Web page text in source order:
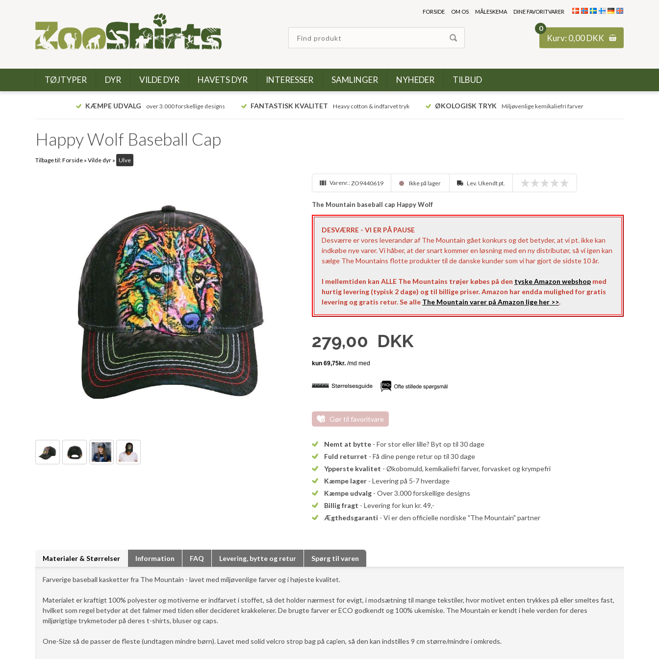
0
Kurv: 0,00DKK
FORSIDE OM OS MÅLESKEMA DINE FAVORITVARER
TØJTYPER DYR VILDE DYR HAVETS DYR INTERESSER SAMLINGER NYHEDER TILBUD
KÆMPE UDVALG over 3.000 forskellige designs FANTASTISK KVALITET Heavy cotton & indfarvet tryk ØKOLOGISK TRYK Miljøvenlige kemikaliefri farver
Happy Wolf Baseball Cap
Tilbage til:Forside » Vilde dyr » Ulve
Varenr.:ZO9440619 Ikke på lager Lev. Ukendt pt.
The Mountain baseball cap Happy Wolf
DESVÆRRE - VI ER PÅ PAUSE
Desværre er vores leverandør af The Mountain gået konkurs og det betyder, at vi pt. ikke kan
indkøbe nye varer. Vi håber, at der snart kommer en løsning med en ny distributør, så vi igen kan
sælge The Mountains flotte produkter til de danske kunder som vi har gjort de sidste 10 år.
I mellemtiden kan ALLE The Mountains trøjer købes på den tyske Amazon webshop med
hurtig levering (typisk 2 dage) og til billige priser. Amazon har endda mulighed for gratis
levering og gratis retur. Se alle The Mountain varer på Amazon lige her >>.
279,00 DKK
Gør til favoritvare
Nemt at bytte - For stor eller lille? Byt op til 30 dage
Fuld returret - Få dine penge retur op til 30 dage
Ypperste kvalitet - Økobomuld, kemikaliefri farver, forvasket og krympefri
Kæmpe lager - Levering på 5-7 hverdage
Kæmpe udvalg - Over 3.000 forskellige designs
Billig fragt - Levering for kun kr. 49,-
Ægthedsgaranti - Vi er den officielle nordiske "The Mountain" partner
Materialer & Størrelser Information FAQ Levering, bytte og retur Spørg til varen
Farverige baseball kasketter fra The Mountain - lavet med miljøvenlige farver og i højeste kvalitet.
Materialet er kraftigt 100% polyester og motiverne er indfarvet i stoffet, så det holder nærmest for evigt, i modsætning til mange tekstiler, hvor motivet enten trykkes på eller smeltes fast,
hvilket som regel betyder at det falmer med tiden eller decideret krakkelerer. De brugte farver er ECO godkendt og 100% ukemiske. The Mountain er kendt i hele verden for deres
miljørigtige trykmetoder på deres t-shirts, bluser og caps.
One-Size så de passer de fleste (undtagen mindre børn). Lavet med solid velcro strop bag på cap'en, så den kan indstilles 9 cm større/mindre i omkreds.